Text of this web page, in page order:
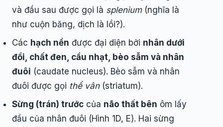
và đầu sau được gọi là splenium(nghĩa là
như cuộn băng, dịch là lồi?).
Các hạch nền được đại diện bởi nhân dưới
đồi, chất đen, cầu nhạt, bèo sẫm và nhân
đuôi (caudate nucleus). Bèo sẫm và nhân
đuôi được gọi thể vân(striatum).
Sừng (trán) trước của não thất bên ôm lấy
đầu của nhân đuôi (Hình 1D, E). Hai sừng